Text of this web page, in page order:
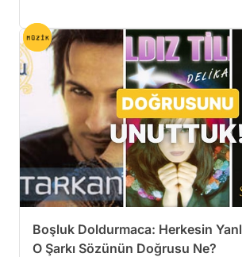
Boşluk Doldurmaca: Herkesin
O Şarkı Sözünün Doğrusu Ne?